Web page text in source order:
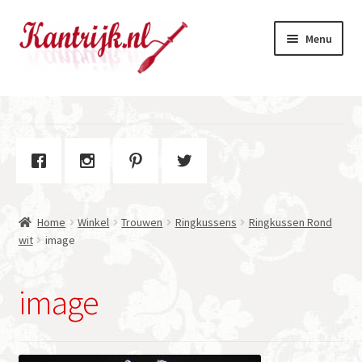
Ga
door
Ga
naar
Menu
Contact
Home Winkel Trouwen Ringkussens
Ringkussen Rond
wit
image
image